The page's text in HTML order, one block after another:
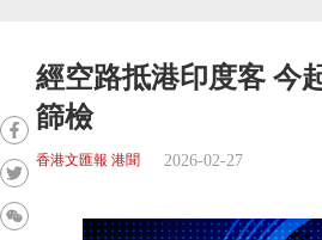
經空路抵港印度客 今
篩檢
香港文匯報 港聞 2026-02-27